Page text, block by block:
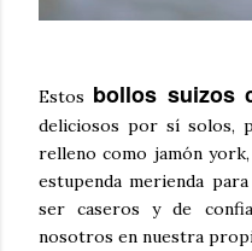
Estos bollos suizos
deliciosos por sí solos,
relleno como jamón
estupenda merienda
ser caseros y de
nosotros en nuestra